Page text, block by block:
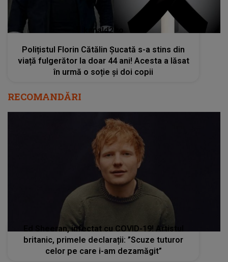
kanald2.ro
Polițistul Florin Cătălin Șucată s-a stins din
viață fulgerător la doar 44 ani! Acesta a lăsat
în urmă o soție și doi copii
RECOMANDĂRI
Ed Sheeran, infectat cu COVID-19! Artistul
britanic, primele declarații: ”Scuze tuturor
celor pe care i-am dezamăgit”